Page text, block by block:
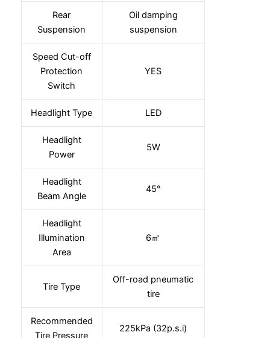
Rear
Suspension
Oil damping
suspension
Speed Cut-off
Protection
Switch
YES
Headlight Type LED
Headlight
Power
5W
Headlight
Beam Angle
45°
Headlight
Illumination
Area
6㎡
Tire Type
Off-road pneumatic
tire
Recommended
Tire Pressure
225kPa (32p.s.i)